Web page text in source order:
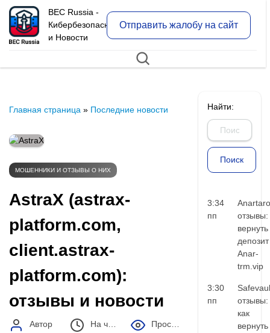
BEC Russia -
Кибербезопасность
и Новости
Отправить жалобу на сайт
Главная страница » Последние новости
МОШЕННИКИ И ОТЗЫВЫ О НИХ
AstraX (astrax-
platform.com,
client.astrax-
platform.com):
отзывы и новости
Автор
Найти:
3:34
пп
отзывы:
вернуть
Anar-
trm.vip
3:30
пп
отзывы:
как
вернуть